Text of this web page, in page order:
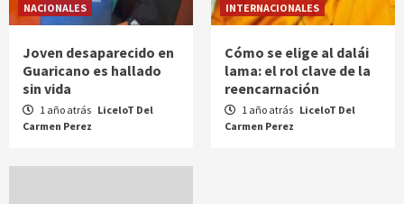
NACIONALES
Joven desaparecido en
Guaricano es hallado
sin vida
1 año atrás LiceloT Del
Carmen Perez
INTERNACIONALES
Cómo se elige al dalái
lama: el rol clave de la
reencarnación
1 año atrás LiceloT Del
Carmen Perez